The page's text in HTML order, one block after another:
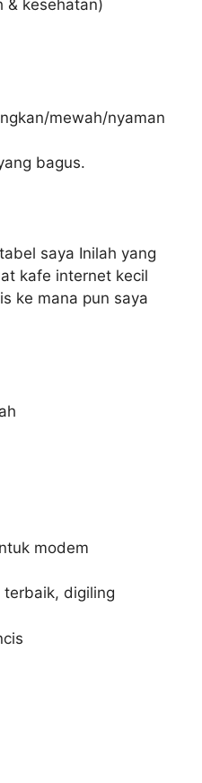
& kesehatan)
mewah/nyaman
bagus.
saya Inilah yang
kafe internet kecil
ke mana pun saya
modem
digiling